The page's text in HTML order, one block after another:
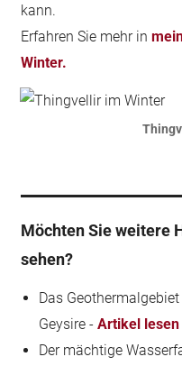
kann.
Erfahren Sie mehr in
Winter.
Möchten Sie weitere
sehen?
Das
Geysire -Artikel lesen
Der mächtige